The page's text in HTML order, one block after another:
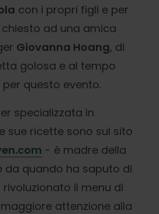
con i propri figli e per
ad una amica
Giovanna Hoang, di
golosa e al tempo
questo evento.
specializzata in
sue ricette sono sul sito
- è madre della
da quando ha saputo di
il menu di
attenzione alla